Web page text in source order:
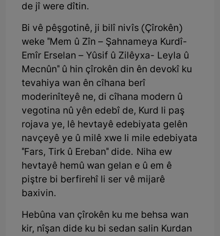
de jî were dîtin.
Bi vê pêşgotinê, ji bilî nivîs (Çîrokên)
weke "Mem û Zîn – Şahnameya Kurdî-
Emîr Erselan – Yûsif û Zilêyxa- Leyla û
Mecnûn" û hin çîrokên din ên devokî ku
tevahiya wan ên cîhana berî
moderinîteyê ne, di cîhana modern û
vegotina nû yên edebî de, Kurd li paş
rojava ye, lê hevtayê edebiyata gelên
navçeyê ye û milê xwe li mile edebiyata
"Fars, Tirk û Ereban" dide. Niha ew
hevtayê hemû wan gelan e û em ê
piştre bi berfirehî li ser vê mijarê
baxivin.
Hebûna van çîrokên ku me behsa wan
kir, nîşan dide ku bi sedan salin Kurdan